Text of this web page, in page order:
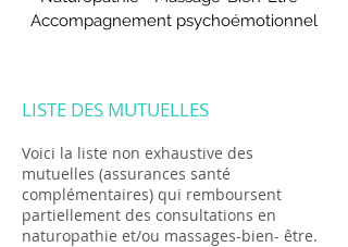
Accompagnement psychoémotionnel
LISTE DES MUTUELLES
Voici la liste non exhaustive des
mutuelles (assurances santé
complémentaires) qui remboursent
partiellement des consultations en
naturopathie et/ou massages-bien- être.